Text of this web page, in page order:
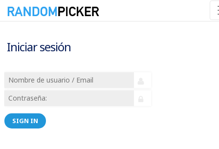
Iniciar sesión
SIGN IN